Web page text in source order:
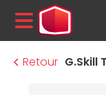
MENU
Retour